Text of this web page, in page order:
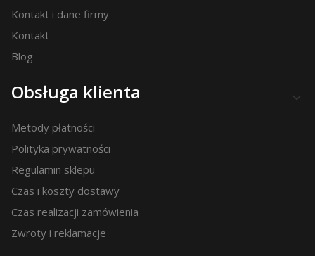
Kontakt i dane firmy
Kontakt
Blog
Obsługa klienta
Metody płatności
Polityka prywatności
Regulamin sklepu
Czas i koszty dostawy
Czas realizacji zamówienia
Zwroty i reklamacje